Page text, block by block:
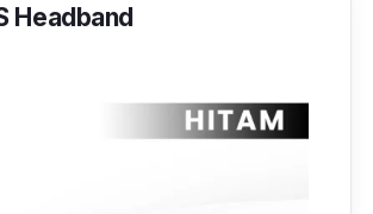
tipis dan ringan, serta
di
yang simple, sehingga cocok
pria dan wanita. Berolahraga
Headband